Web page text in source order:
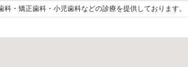
・矯正歯科・小児歯科などの診療を提供しております。